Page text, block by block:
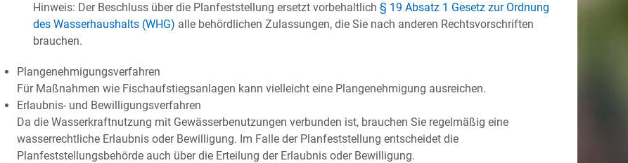
Hinweis: Der Beschluss über die Planfeststellung ersetzt vorbehaltlich § 19 Absatz 1 Gesetz zur Ordnung
des Wasserhaushalts (WHG) alle behördlichen Zulassungen, die Sie nach anderen Rechtsvorschriften
brauchen.
Plangenehmigungsverfahren
Für Maßnahmen wie Fischaufstiegsanlagen kann vielleicht eine Plangenehmigung ausreichen.
Erlaubnis- und Bewilligungsverfahren
Da die Wasserkraftnutzung mit Gewässerbenutzungen verbunden ist, brauchen Sie regelmäßig eine
wasserrechtliche Erlaubnis oder Bewilligung. Im Falle der Planfeststellung entscheidet die
Planfeststellungsbehörde auch über die Erteilung der Erlaubnis oder Bewilligung.